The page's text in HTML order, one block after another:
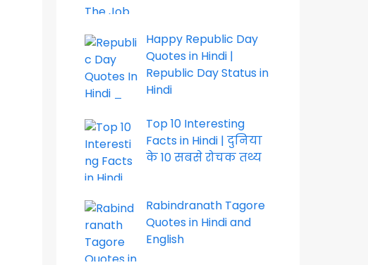
Happy Republic Day
Quotes in Hindi |
Republic Day Status in
Hindi
Top 10 Interesting
Facts in Hindi | दुनिया
के 10 सबसे रोचक तथ्य
Rabindranath Tagore
Quotes in Hindi and
English